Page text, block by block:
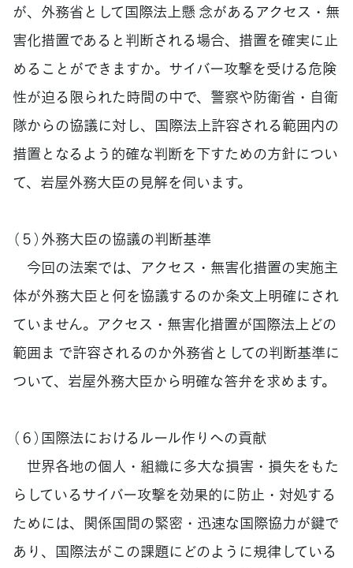
が、外務省として国際法上懸 念があるアクセス・無
害化措置であると判断される場合、措置を確実に止
めることができますか。サイバー攻撃を受ける危険
性が迫る限られた時間の中で、警察や防衛省・自衛
隊からの協議に対し、国際法上許容される範囲内の
措置となるよう的確な判断を下すための方針につい
て、岩屋外務大臣の見解を伺います。
（５）外務大臣の協議の判断基準
今回の法案では、アクセス・無害化措置の実施主
体が外務大臣と何を協議するのか条文上明確にされ
ていません。アクセス・無害化措置が国際法上どの
範囲ま で許容されるのか外務省としての判断基準に
ついて、岩屋外務大臣から明確な答弁を求めます。
（６）国際法におけるルール作りへの貢献
世界各地の個人・組織に多大な損害・損失をもた
らしているサイバー攻撃を効果的に防止・対処する
ためには、関係国間の緊密・迅速な国際協力が鍵で
あり、国際法がこの課題にどのように規律している